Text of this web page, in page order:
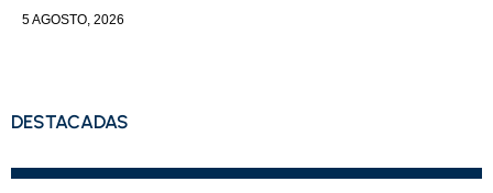
5 AGOSTO, 2026
DESTACADAS